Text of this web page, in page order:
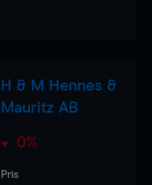
H & M Hennes &
Mauritz AB
0%
Pris